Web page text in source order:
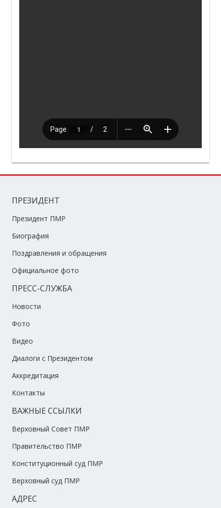
ПРЕЗИДЕНТ
Президент ПМР
Биография
Поздравления и обращения
Официальное фото
ПРЕСС-СЛУЖБА
Новости
Фото
Видео
Диалоги с Президентом
Аккредитация
Контакты
ВАЖНЫЕ ССЫЛКИ
Верховный Совет ПМР
Правительство ПМР
Конституционный суд ПМР
Верховный суд ПМР
АДРЕС